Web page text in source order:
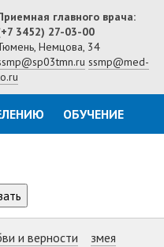
главного врача:
3452) 27-03-00
Немцова, 34
ssmp@med-
ОБУЧЕНИЕ
и верности
змея